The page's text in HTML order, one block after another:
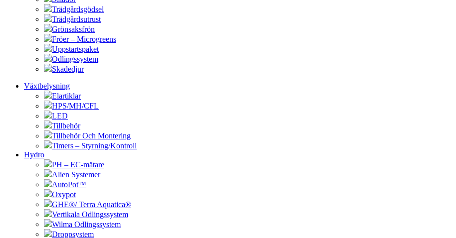
Trädgårdsgödsel
Trädgårdsutrust
Grönsaksfrön
Fröer – Microgreens
Uppstartspaket
Odlingssystem
Skadedjur
Växtbelysning
Elartiklar
HPS/MH/CFL
LED
Tillbehör
Tillbehör Och Montering
Timers – Styrning/Kontroll
Hydro
PH – EC-mätare
Alien Systemer
AutoPot™
Oxypot
GHE®/ Terra Aquatica®
Vertikala Odlingssystem
Wilma Odlingssystem
Droppsystem